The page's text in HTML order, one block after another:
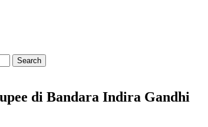
di Bandara Indira Gandhi